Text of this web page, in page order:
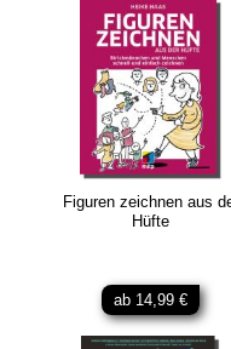
Figuren zeichnen aus
Hüfte
ab 14,99 €